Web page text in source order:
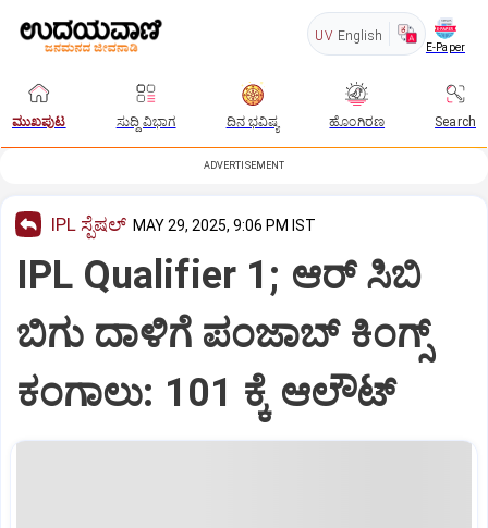
UV English
E-Paper
ಮುಖಪುಟ ಸುದ್ದಿ ವಿಭಾಗ ದಿನ ಭವಿಷ್ಯ ಹೊಂಗಿರಣ Search
ADVERTISEMENT
IPL ಸ್ಪೆಷಲ್‌ MAY 29, 2025, 9:06 PM IST
IPL Qualifier 1; ಆರ್ ಸಿಬಿ
ಬಿಗು ದಾಳಿಗೆ ಪಂಜಾಬ್ ಕಿಂಗ್ಸ್
ಕಂಗಾಲು: 101 ಕ್ಕೆ ಆಲೌಟ್